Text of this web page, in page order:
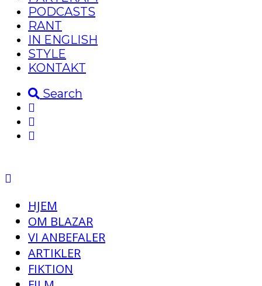
PODCASTS
RANT
IN ENGLISH
STYLE
KONTAKT
Search
HJEM
OM BLAZAR
VI ANBEFALER
ARTIKLER
FIKTION